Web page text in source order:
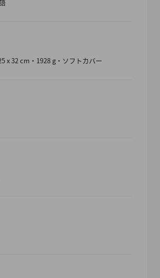
x 32 cm・1928 g・ソフトカバー